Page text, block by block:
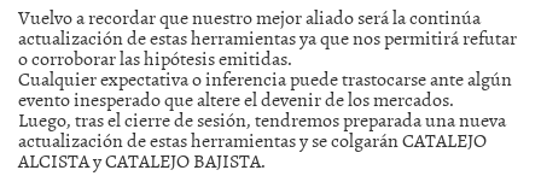
Vuelvo a recordar que nuestro mejor aliado será la continúa
actualización de estas herramientas ya que nos permitirá refutar
o corroborar las hipótesis emitidas.
Cualquier expectativa o inferencia puede trastocarse ante algún
evento inesperado que altere el devenir de los mercados.
Luego, tras el cierre de sesión, tendremos preparada una nueva
actualización de estas herramientas y se colgarán CATALEJO
ALCISTA y CATALEJO BAJISTA.